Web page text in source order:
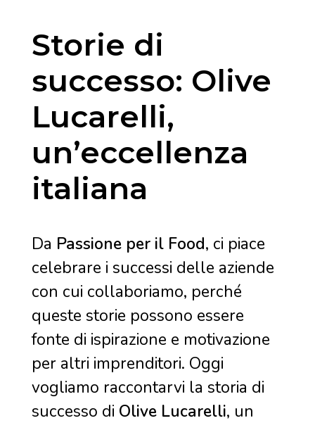
Storie di
successo: Olive
Lucarelli,
un’eccellenza
italiana
Da Passione per il Food, ci piace
celebrare i successi delle aziende
con cui collaboriamo, perché
queste storie possono essere
fonte di ispirazione e motivazione
per altri imprenditori. Oggi
vogliamo raccontarvi la storia di
successo di Olive Lucarelli, un